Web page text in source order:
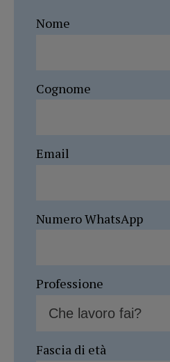
Nome
Cognome
Email
Numero WhatsApp
Professione
Fascia di età